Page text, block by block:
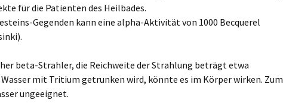
für die Patienten des Heilbades.
Gegenden kann eine alpha-Aktivität von 1000 Becquerel
beta-Strahler, die Reichweite der Strahlung beträgt etwa
mit Tritium getrunken wird, könnte es im Körper wirken. Zum
ungeeignet.